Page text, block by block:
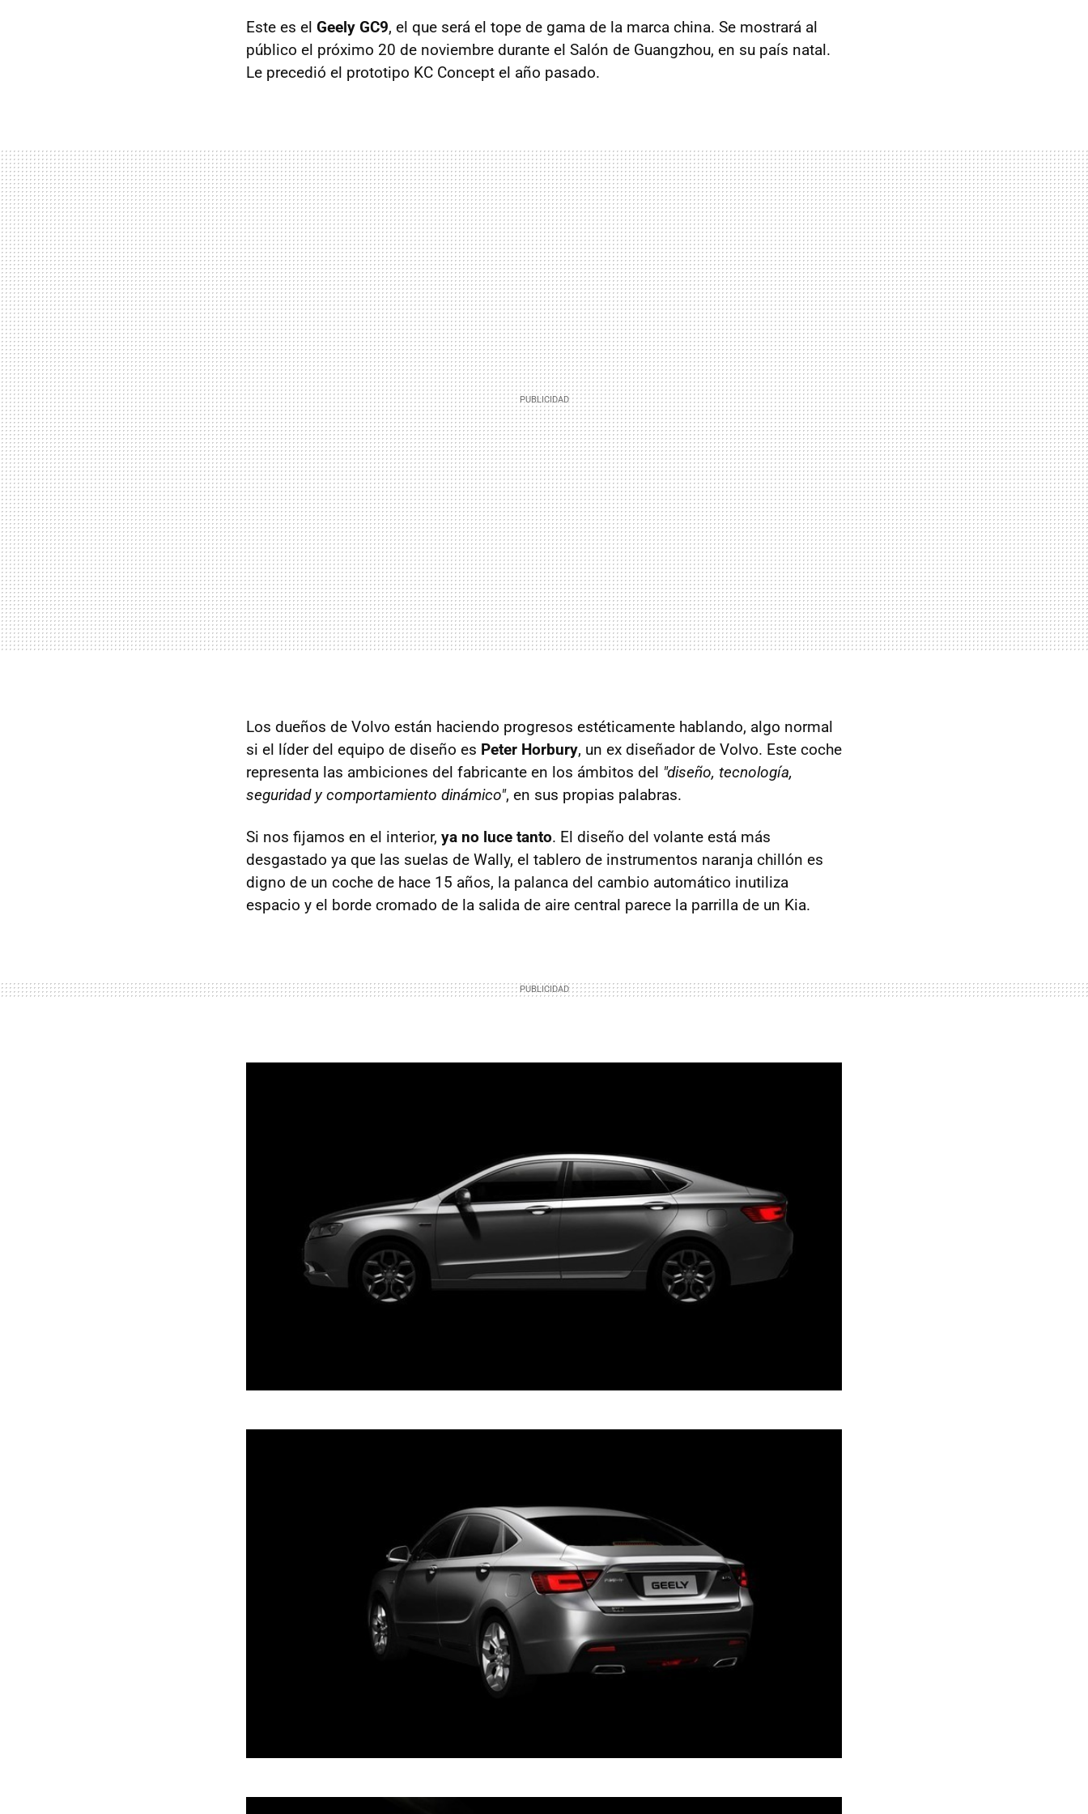
Este es el Geely GC9, el que será el tope de gama de la marca china. Se mostrará al
público el próximo 20 de noviembre durante el Salón de Guangzhou, en su país natal.
Le precedió el prototipo KC Concept el año pasado.
Los dueños de Volvo están haciendo progresos estéticamente hablando, algo normal
si el líder del equipo de diseño es Peter Horbury, un ex diseñador de Volvo. Este coche
representa las ambiciones del fabricante en los ámbitos del "diseño, tecnología,
seguridad y comportamiento dinámico", en sus propias palabras.
Si nos fijamos en el interior, ya no luce tanto. El diseño del volante está más
desgastado ya que las suelas de Wally, el tablero de instrumentos naranja chillón es
digno de un coche de hace 15 años, la palanca del cambio automático inutiliza
espacio y el borde cromado de la salida de aire central parece la parrilla de un Kia.